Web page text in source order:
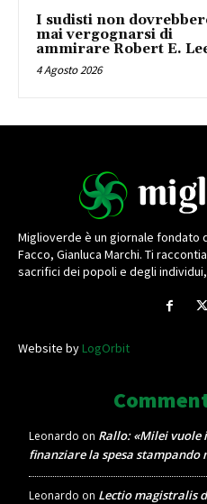
I sudisti non
mai vergognarsi di
ammirare Robert E.
4 Agosto 2026
Miglioverde è un giornale fondato
Facco, Gianluca Marchi. Ti
sacrifici dei popoli e degli
Website byLogOrbit
Leonardo on Rallo: «Milei vuole
finanziare la spesa stampando
Leonardo on Lectio magistralis